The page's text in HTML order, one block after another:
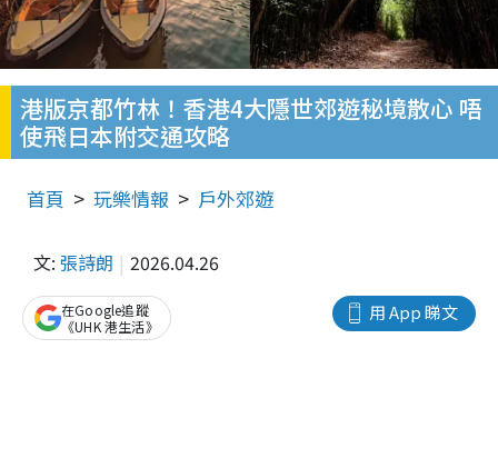
港版京都竹林！香港4大隱世郊遊秘境散心 唔
使飛日本附交通攻略
首頁 玩樂情報 戶外郊遊
文: 張詩朗 2026.04.26
用 App 睇文
在Google追蹤
《UHK 港生活》